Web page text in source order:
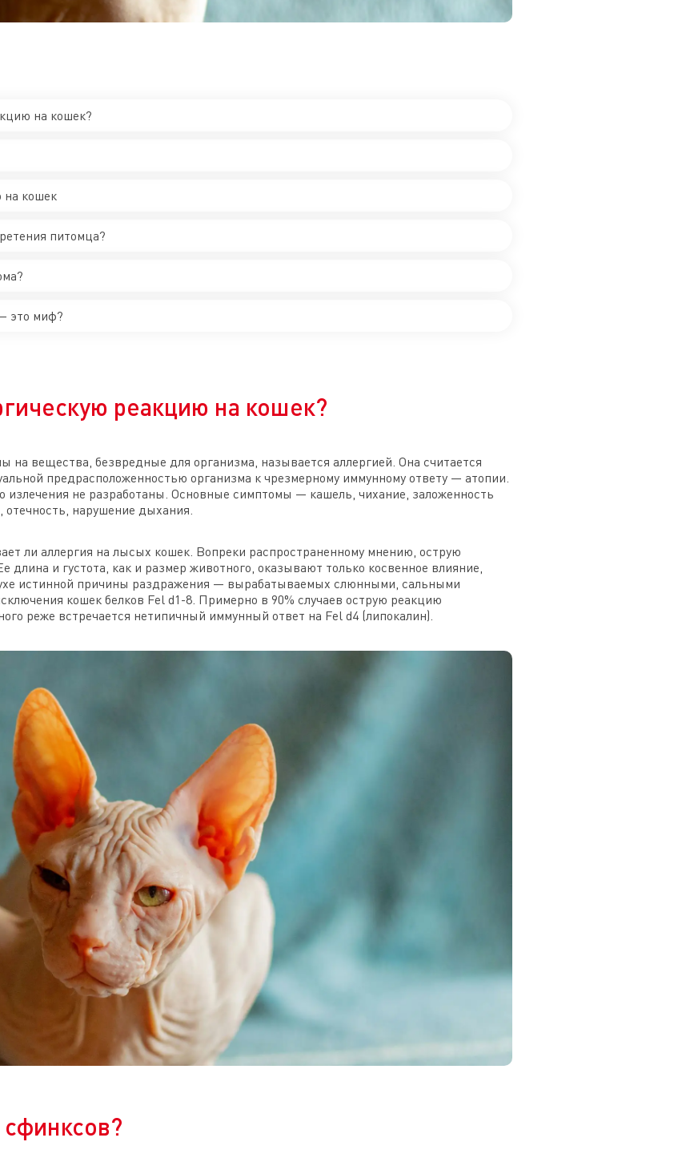
на кошек?
кошек
питомца?
это миф?
реакцию на кошек?
на вещества, безвредные для организма, называется аллергией. Она считается
предрасположенностью организма к чрезмерному иммунному ответу — атопии.
излечения не разработаны. Основные симптомы — кашель, чихание, заложенность
нарушение дыхания.
ли аллергия на лысых кошек. Вопреки распространенному мнению, острую
и густота, как и размер животного, оказывают только косвенное влияние,
истинной причины раздражения — вырабатываемых слюнными, сальными
кошек белков Fel d1-8. Примерно в 90% случаев острую реакцию
реже встречается нетипичный иммунный ответ на Fel d4 (липокалин).